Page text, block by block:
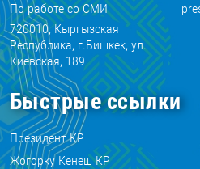
По работе со СМИ
720010, Кыргызская
Республика, г.Бишкек, ул.
Киевская, 189
Быстрые ссылки
Президент КР
Жогорку Кенеш КР